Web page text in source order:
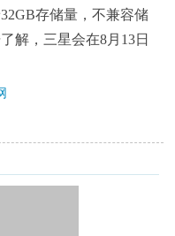
存储量，不兼容储
解，三星会在8月13日